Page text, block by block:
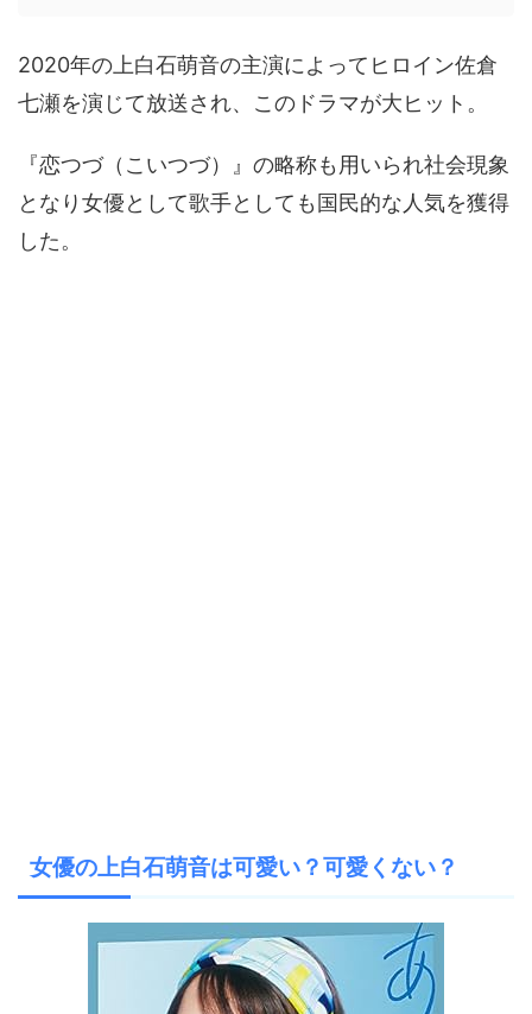
2020年の上白石萌音の主演によってヒロイン佐倉
七瀬を演じて放送され、このドラマが大ヒット。
『恋つづ（こいつづ）』の略称も用いられ社会現象
となり女優として歌手としても国民的な人気を獲得
した。
女優の上白石萌音は可愛い？可愛くない？